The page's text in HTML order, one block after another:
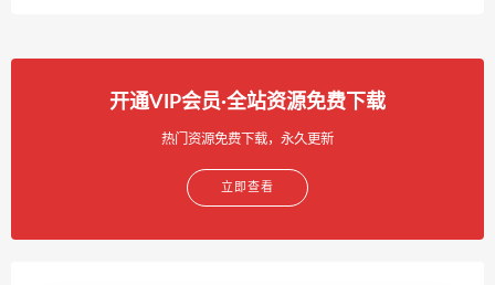
开通VIP会员·全站资源免费下载
热门资源免费下载，永久更新
立即查看